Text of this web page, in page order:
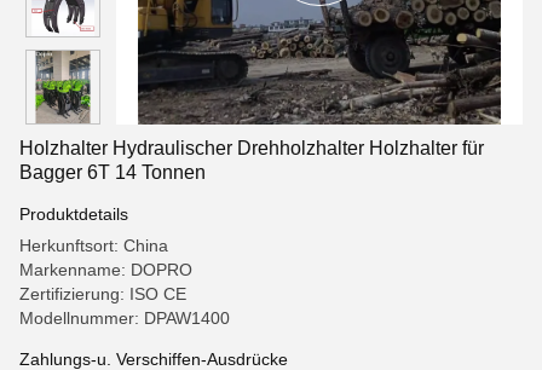
Holzhalter Hydraulischer Drehholzhalter Holzhalter für
Bagger 6T 14 Tonnen
Produktdetails
Herkunftsort: China
Markenname: DOPRO
Zertifizierung: ISO CE
Modellnummer: DPAW1400
Zahlungs-u. Verschiffen-Ausdrücke